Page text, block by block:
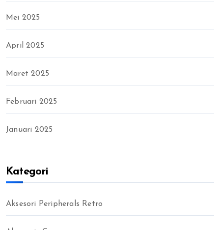
Mei 2025
April 2025
Maret 2025
Februari 2025
Januari 2025
Kategori
Aksesori Peripherals Retro